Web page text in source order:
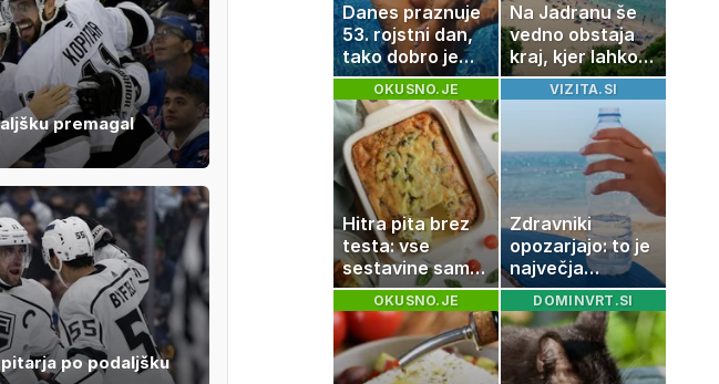
premagal
po podaljšku
Danes praznuje
53. rojstni dan,
tako dobro je
videti znana
Slovenka
Na Jadranu še
vedno obstaja
kraj, kjer lahko
dopustujete
poceni:
nastanitev že od
10 evrov, kosilo
za pet evrov
OKUSNO.JE
Hitra pita brez
testa: vse
sestavine samo
zmešate in
pečica opravi
ostalo
VIZITA.SI
Zdravniki
opozarjajo: to je
največja
napaka, ki jo
ljudje delajo med
vročino
OKUSNO.JE DOMINVRT.SI